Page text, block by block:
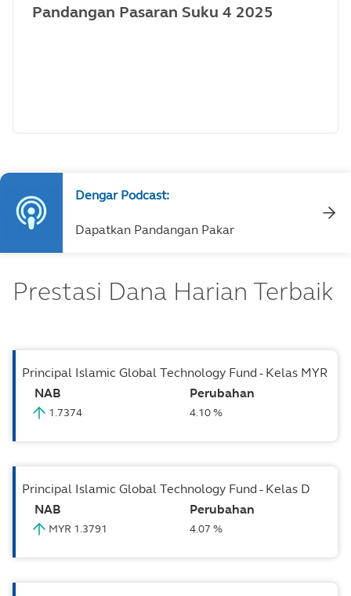
Pandangan Pasaran Suku 4 2025
Dengar Podcast:
Dapatkan Pandangan Pakar
Prestasi Dana Harian Terbaik
Principal Islamic Global Technology Fund - Kelas MYR
NAB
1.7374
Perubahan
4.10 %
Principal Islamic Global Technology Fund - Kelas D
NAB
MYR 1.3791
Perubahan
4.07 %